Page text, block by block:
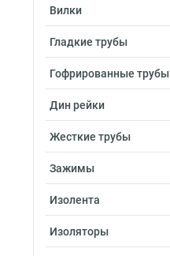
Вилки
Гладкие трубы
Гофрированные трубы
Дин рейки
Жесткие трубы
Зажимы
Изолента
Изоляторы